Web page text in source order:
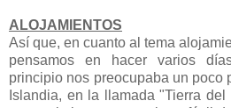
ALOJAMIENTOS
Así que, en cuanto al tema
pensamos en hacer varios
principio nos preocupaba un poco
Islandia, en la llamada "Tierra